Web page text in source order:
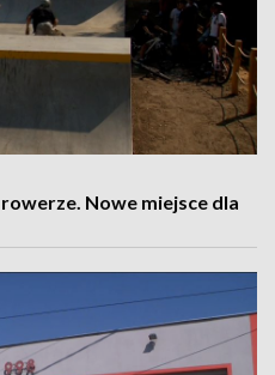
Nowe miejsce dla